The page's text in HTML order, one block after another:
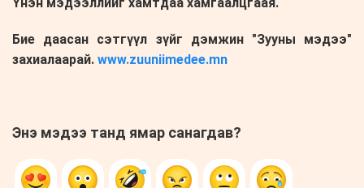
Бие даасан сэтгүүл зүйг дэмжин "Зууны мэдээ"
захиалаарай. www.zuuniimedee.mn
Энэ мэдээ танд ямар санагдав?